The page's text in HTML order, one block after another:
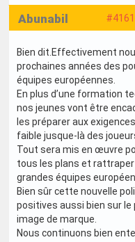
#4161
Abunabil
Bien dit.Effectivement
prochaines années des
équipes européennes.
En plus d’une formation
nos jeunes vont être
les préparer aux
faible jusque-là des
Tout sera mis en œuvre
tous les plans et
grandes équipes
Bien sûr cette nouvelle
positives aussi bien sur le
image de marque.
Nous continuons bien